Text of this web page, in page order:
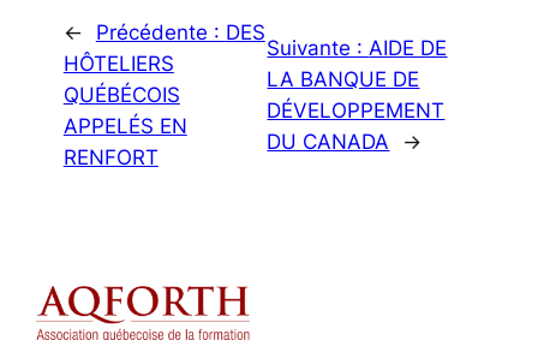
← Précédente : DES
HÔTELIERS
QUÉBÉCOIS
APPELÉS EN
RENFORT
Suivante : AIDE DE
LA BANQUE DE
DÉVELOPPEMENT
DU CANADA
→